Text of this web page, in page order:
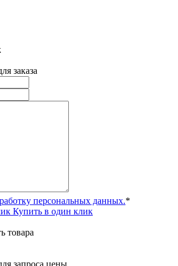
заказа
персональных данных.*
Купить в один клик
товара
запроса цены